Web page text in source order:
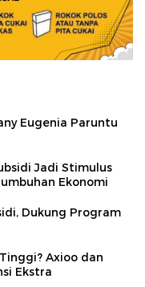
Eugenia Paruntu
Jadi Stimulus
Ekonomi
Dukung Program
Axioo dan
Ekstra